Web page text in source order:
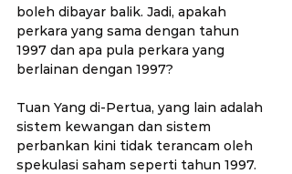
boleh dibayar balik. Jadi, apakah
perkara yang sama dengan tahun
1997 dan apa pula perkara yang
berlainan dengan 1997?
Tuan Yang di-Pertua, yang lain adalah
sistem kewangan dan sistem
perbankan kini tidak terancam oleh
spekulasi saham seperti tahun 1997.